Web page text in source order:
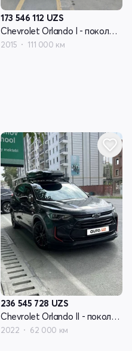
173 546 112 UZS
Chevrolet Orlando I - поколение
2015 111 000 км
236 545 728 UZS
Chevrolet Orlando II - поколение
2022 62 000 км